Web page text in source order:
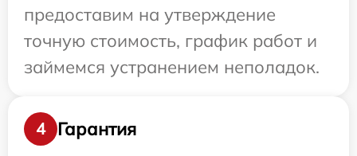
предоставим на утверждение
точную стоимость, график работ и
займемся устранением неполадок.
4
Гарантия